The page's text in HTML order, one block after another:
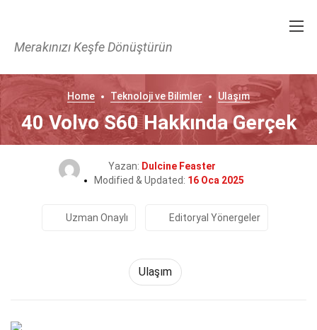
Merakınızı Keşfe Dönüştürün
Home Teknoloji ve Bilimler Ulaşım
40 Volvo S60 Hakkında Gerçek
Yazan: Dulcine Feaster
Modified & Updated: 16 Oca 2025
Uzman Onaylı Editoryal Yönergeler
Ulaşım